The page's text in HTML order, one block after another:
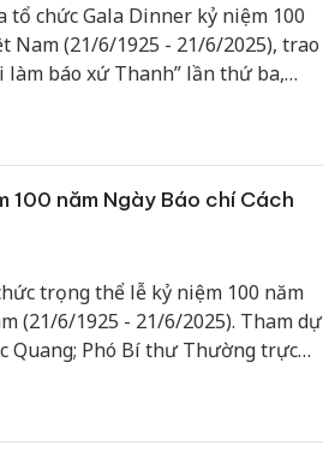
chức Gala Dinner kỷ niệm 100
Nam (21/6/1925 - 21/6/2025), trao
báo xứ Thanh” lần thứ ba,
100 năm Ngày Báo chí Cách
trọng thể lễ kỷ niệm 100 năm
(21/6/1925 - 21/6/2025). Tham dự
Quang; Phó Bí thư Thường trực